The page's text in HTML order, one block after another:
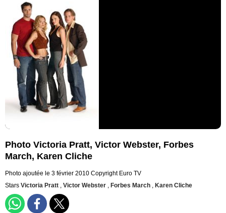
Photo Victoria Pratt, Victor Webster, Forbes
March, Karen Cliche
Photo ajoutée le 3 février 2010 Copyright Euro TV
Stars Victoria Pratt , Victor Webster , Forbes March , Karen Cliche